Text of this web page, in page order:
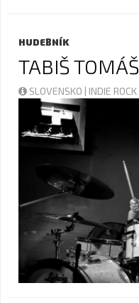
HUDEBNÍK
TABIŠ TOMÁŠ
SLOVENSKO | INDIE ROCK